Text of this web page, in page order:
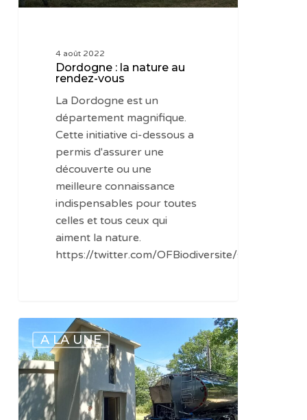
4 août 2022
Dordogne : la nature au
rendez-vous
La Dordogne est un
département magnifique.
Cette initiative ci-dessous a
permis d'assurer une
découverte ou une
meilleure connaissance
indispensables pour toutes
celles et tous ceux qui
aiment la nature.
https://twitter.com/OFBiodiversite/status/
INFO
04
(29
JUILLET
2022
A LA UNE